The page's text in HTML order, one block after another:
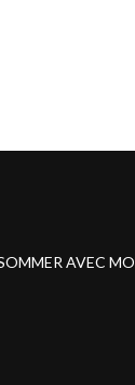
AVEC